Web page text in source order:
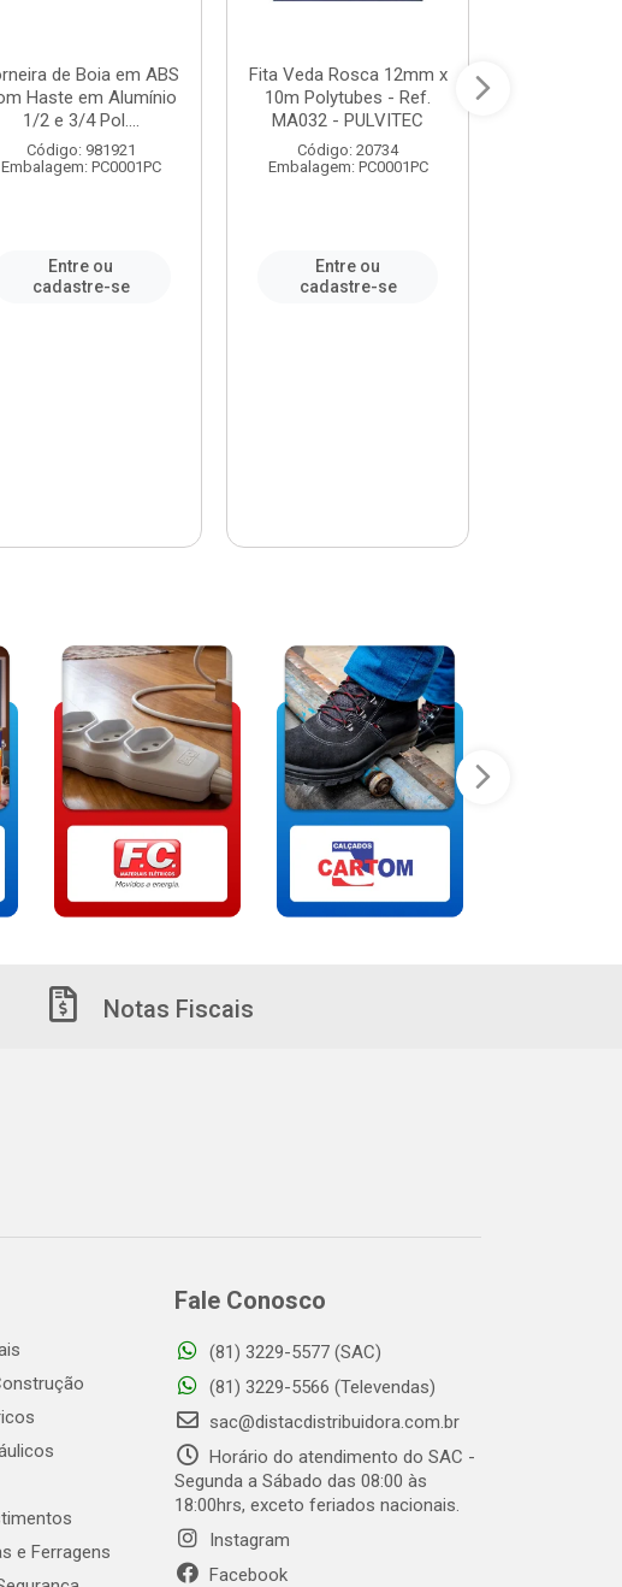
de Boia em ABS
Haste em Alumínio
1/2 e 3/4 Pol....
Código: 981921
Embalagem: PC0001PC
Entre ou
cadastre-se
Fita Veda Rosca 12mm x
10m Polytubes - Ref.
MA032 - PULVITEC
Código: 20734
Embalagem: PC0001PC
Entre ou
cadastre-se
Notas Fiscais
e Ferragens
Fale Conosco
(81) 3229-5577 (SAC)
(81) 3229-5566 (Televendas)
sac@distacdistribuidora.com.br
Horário do atendimento do SAC -
Segunda a Sábado das 08:00 às
18:00hrs, exceto feriados nacionais.
Instagram
Facebook